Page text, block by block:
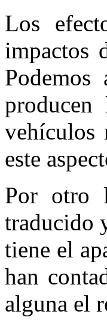
Los
impactos
producen
vehículos
este
Por otro
traducido
tiene el
han
alguna el